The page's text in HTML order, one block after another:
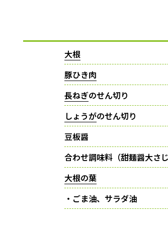
大根
豚ひき肉
長ねぎのせん切り
しょうがのせん切り
豆板醤
合わせ調味料（甜麺醤大さ
大根の葉
・ごま油、サラダ油